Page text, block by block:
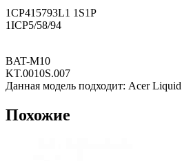
1CP415793L1 1S1P
1ICP5/58/94
BAT-M10
KT.0010S.007
Данная модель подходит: Acer
Похожие